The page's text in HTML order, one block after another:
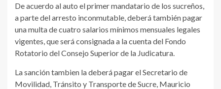
De acuerdo al auto el primer mandatario de los sucreños,
a parte del arresto inconmutable, deberá también pagar
una multa de cuatro salarios mínimos mensuales legales
vigentes, que será consignada a la cuenta del Fondo
Rotatorio del Consejo Superior de la Judicatura.
La sanción tambien la deberá pagar el Secretario de
Movilidad, Tránsito y Transporte de Sucre, Mauricio